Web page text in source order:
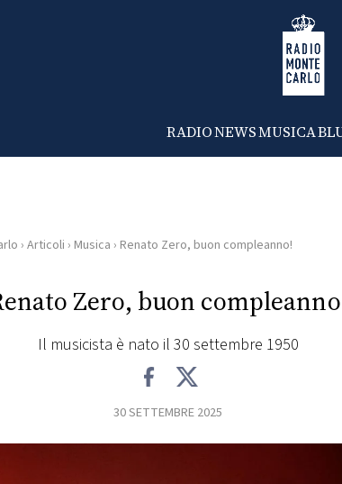
RADIONEWSMUSICA
› Articoli › Musica › Renato Zero, buon compleanno!
Zero, buon
Il musicista è nato il 30 settembre 1950
30 SETTEMBRE 2025